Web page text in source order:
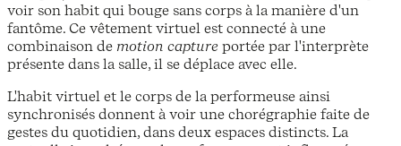
voir son habit qui bouge sans corps à la manière d'un
fantôme. Ce vêtement virtuel est connecté à une
combinaison de motion capture portée par l'interprète
présente dans la salle, il se déplace avec elle.
L'habit virtuel et le corps de la performeuse ainsi
synchronisés donnent à voir une chorégraphie faite de
gestes du quotidien, dans deux espaces distincts. La